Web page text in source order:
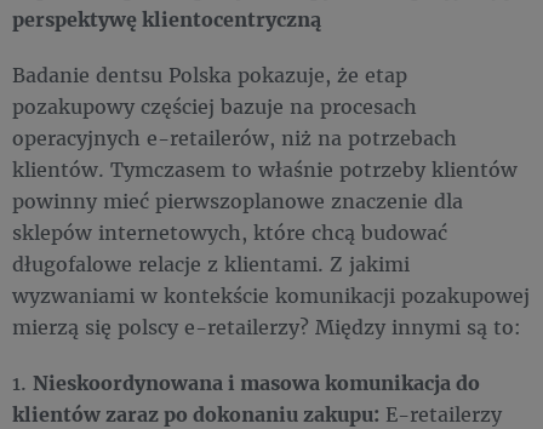
perspektywę klientocentryczną
Badanie dentsu Polska pokazuje, że etap
pozakupowy częściej bazuje na procesach
operacyjnych e-retailerów, niż na potrzebach
klientów. Tymczasem to właśnie potrzeby klientów
powinny mieć pierwszoplanowe znaczenie dla
sklepów internetowych, które chcą budować
długofalowe relacje z klientami. Z jakimi
wyzwaniami w kontekście komunikacji pozakupowej
mierzą się polscy e-retailerzy? Między innymi są to:
1. Nieskoordynowana i masowa komunikacja do
klientów zaraz po dokonaniu zakupu: E-retailerzy